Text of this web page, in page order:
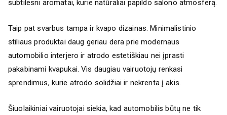
subtilesni aromatai, kurie natūraliai papildo salono atmosferą.
Taip pat svarbus tampa ir kvapo dizainas. Minimalistinio
stiliaus produktai daug geriau dera prie modernaus
automobilio interjero ir atrodo estetiškiau nei įprasti
pakabinami kvapukai. Vis daugiau vairuotojų renkasi
sprendimus, kurie atrodo solidžiai ir nekrenta į akis.
Šiuolaikiniai vairuotojai siekia, kad automobilis būtų ne tik